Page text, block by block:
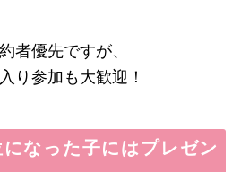
者優先ですが、
り参加も大歓迎！
なった子にはプレゼン